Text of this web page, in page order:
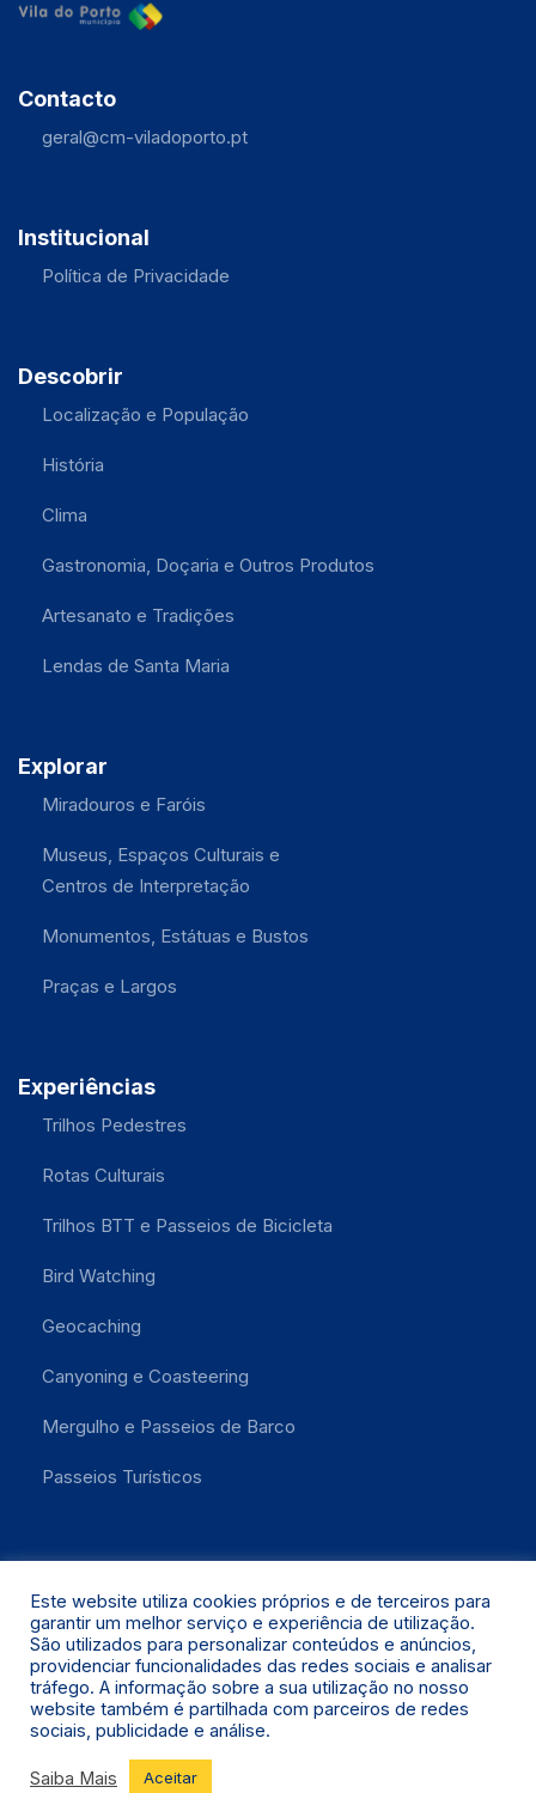
Contacto
geral@cm-viladoporto.pt
Institucional
Política de Privacidade
Descobrir
Localização e População
História
Clima
Gastronomia, Doçaria e Outros Produtos
Artesanato e Tradições
Lendas de Santa Maria
Explorar
Miradouros e Faróis
Museus, Espaços Culturais e
Centros de Interpretação
Monumentos, Estátuas e Bustos
Praças e Largos
Experiências
Trilhos Pedestres
Rotas Culturais
Trilhos BTT e Passeios de Bicicleta
Bird Watching
Geocaching
Canyoning e Coasteering
Mergulho e Passeios de Barco
Passeios Turísticos
Santa Maria 2021 © Todos os Direitos Reservados.
Este website utiliza cookies próprios e de terceiros para
garantir um melhor serviço e experiência de utilização.
São utilizados para personalizar conteúdos e anúncios,
providenciar funcionalidades das redes sociais e analisar
tráfego. A informação sobre a sua utilização no nosso
website também é partilhada com parceiros de redes
sociais, publicidade e análise.
Saiba Mais Aceitar